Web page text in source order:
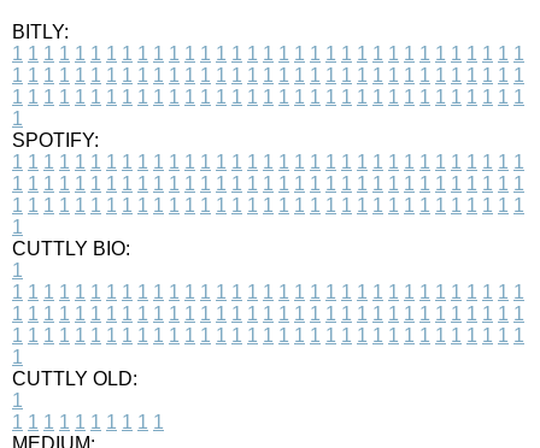
BITLY:
1 1 1 1 1 1 1 1 1 1 1 1 1 1 1 1 1 1 1 1 1 1 1 1 1 1 1 1 1 1 1 1 1
1 1 1 1 1 1 1 1 1 1 1 1 1 1 1 1 1 1 1 1 1 1 1 1 1 1 1 1 1 1 1 1 1
1 1 1 1 1 1 1 1 1 1 1 1 1 1 1 1 1 1 1 1 1 1 1 1 1 1 1 1 1 1 1 1 1
1
SPOTIFY:
1 1 1 1 1 1 1 1 1 1 1 1 1 1 1 1 1 1 1 1 1 1 1 1 1 1 1 1 1 1 1 1 1
1 1 1 1 1 1 1 1 1 1 1 1 1 1 1 1 1 1 1 1 1 1 1 1 1 1 1 1 1 1 1 1 1
1 1 1 1 1 1 1 1 1 1 1 1 1 1 1 1 1 1 1 1 1 1 1 1 1 1 1 1 1 1 1 1 1
1
CUTTLY BIO:
1
1 1 1 1 1 1 1 1 1 1 1 1 1 1 1 1 1 1 1 1 1 1 1 1 1 1 1 1 1 1 1 1 1
1 1 1 1 1 1 1 1 1 1 1 1 1 1 1 1 1 1 1 1 1 1 1 1 1 1 1 1 1 1 1 1 1
1 1 1 1 1 1 1 1 1 1 1 1 1 1 1 1 1 1 1 1 1 1 1 1 1 1 1 1 1 1 1 1 1
1
CUTTLY OLD:
1
1 1 1 1 1 1 1 1 1 1
MEDIUM: